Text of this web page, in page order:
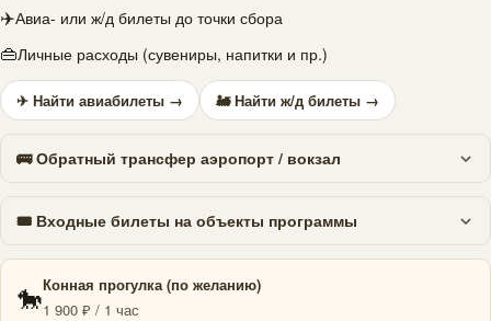
✈️Авиа- или ж/д билеты до точки сбора
👜Личные расходы (сувениры, напитки и пр.)
✈ Найти авиабилеты → 🚂 Найти ж/д билеты →
🚌 Обратный трансфер аэропорт / вокзал
🎟 Входные билеты на объекты программы
🐎Конная прогулка (по желанию)
1 900 ₽ / 1 час